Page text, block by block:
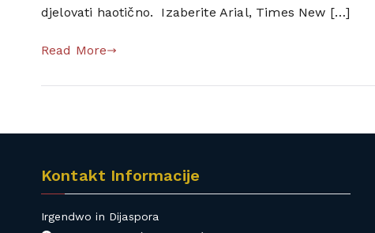
d
e
p
djelovati haotično. Izaberite Arial, Times New […]
Read More
Kontakt Informacije
Irgendwo in Dijaspora